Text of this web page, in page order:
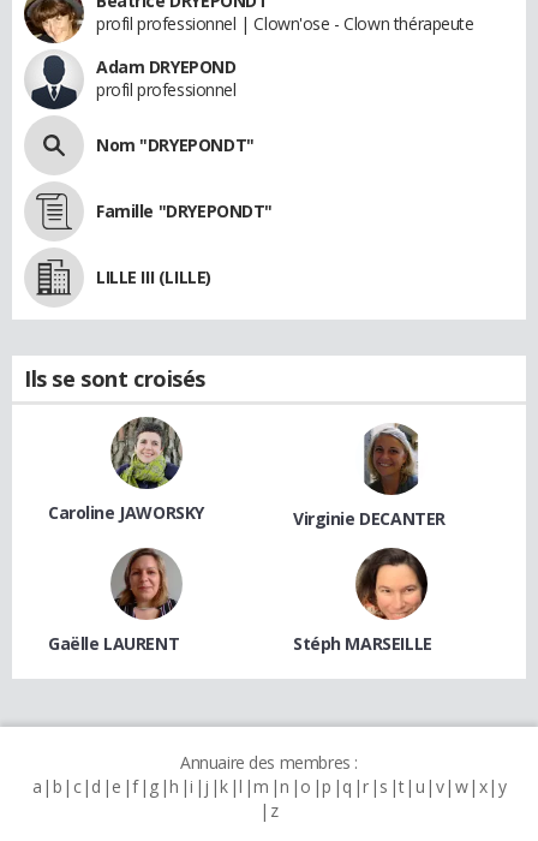
profil professionnel | Clown'ose - Clown thérapeute
Adam DRYEPOND
profil professionnel
Nom "DRYEPONDT"
Famille "DRYEPONDT"
LILLE III (LILLE)
Ils se sont croisés
Caroline JAWORSKY Virginie DECANTER
Gaëlle LAURENT Stéph MARSEILLE
Annuaire des membres :
a b c d e f g h i j k l m n o p q r s t u v w x y
z